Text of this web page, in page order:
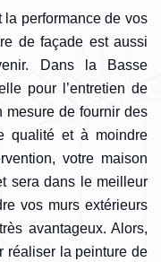
la performance de vos
de façade est aussi
Dans la Basse
pour l’entretien de
mesure de fournir des
qualité et à moindre
votre maison
sera dans le meilleur
vos murs extérieurs
avantageux. Alors,
réaliser la peinture de